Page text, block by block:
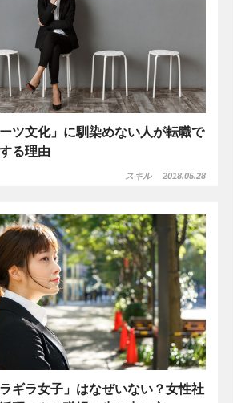
ーツ文化」に馴染めない人が転職で
る理由
スキル 2018.05.28
ラギラ女子」はなぜいない？女性社